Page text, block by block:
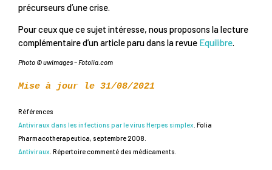
précurseurs d’une crise.
Pour ceux que ce sujet intéresse, nous proposons la lecture
complémentaire d’un article paru dans la revue Equilibre.
Photo © uwimages – Fotolia.com
Mise à jour le 31/08/2021
Références
Antiviraux dans les infections par le virus Herpes simplex . Folia
Pharmacotherapeutica, septembre 2008.
Antiviraux . Répertoire commenté des médicaments.